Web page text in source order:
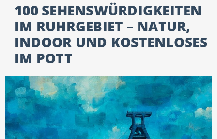
100 SEHENSWÜRDIGKEITEN
IM RUHRGEBIET – NATUR,
INDOOR UND KOSTENLOSES
IM POTT